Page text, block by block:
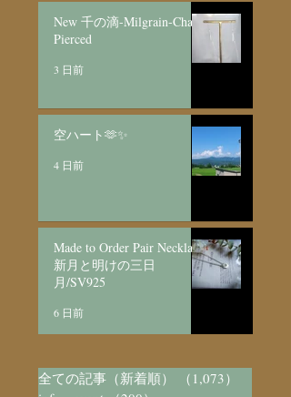
New 千の滴-Milgrain-Chain
Pierced
3 日前
空ハート🫶✨
4 日前
Made to Order Pair Necklace
新月と明けの三日
月/SV925
6 日前
全ての記事（新着順） （1,073）